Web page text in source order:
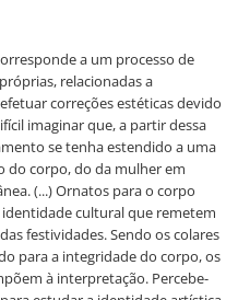
a um processo de
relacionadas a
correções estéticas devido
imaginar que, a partir dessa
se tenha estendido a uma
do corpo, do da mulher em
(...) Ornatos para o corpo
cultural que remetem
festividades. Sendo os colares
para a integridade do corpo, os
à interpretação. Percebe-